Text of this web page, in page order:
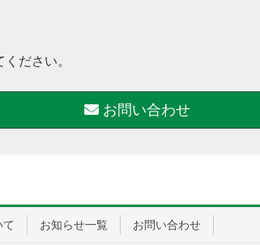
ださい。
お問い合わせ
お知らせ一覧 お問い合わせ